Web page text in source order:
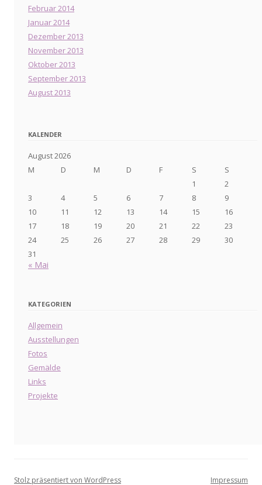
Februar 2014
Januar 2014
Dezember 2013
November 2013
Oktober 2013
September 2013
August 2013
KALENDER
August 2026
M
D M D F S
S
1
2
3
4 5 6 7 8
9
10
11 12 13 14 15
16
17
18 19 20 21 22
23
24
25 26 27 28 29
30
31
« Mai
KATEGORIEN
Allgemein
Ausstellungen
Fotos
Gemälde
Links
Projekte
Stolz präsentiert von WordPress Impressum